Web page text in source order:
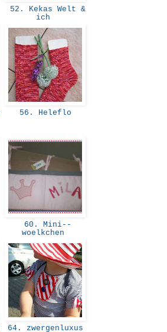
52. Kekas Welt &
ich
56. Heleflo
60. Mini--
woelkchen
64. zwergenluxus